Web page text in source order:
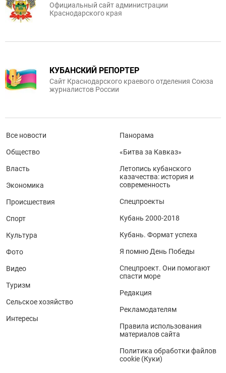
Официальный сайт администрации
Краснодарского края
КУБАНСКИЙ РЕПОРТЕР
Сайт Краснодарского краевого отделения Союза
журналистов России
Все новости
Общество
Власть
Экономика
Происшествия
Спорт
Культура
Фото
Видео
Туризм
Сельское хозяйство
Интересы
Панорама
«Битва за Кавказ»
Летопись кубанского
казачества: история и
современность
Спецпроекты
Кубань 2000-2018
Кубань. Формат успеха
Я помню День Победы
Спецпроект. Они помогают
спасти море
Редакция
Рекламодателям
Правила использования
материалов сайта
Политика обработки файлов
cookie (Куки)